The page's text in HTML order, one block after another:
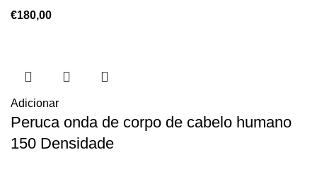
€180,00
Adicionar
Peruca onda de corpo de cabelo humano
150 Densidade